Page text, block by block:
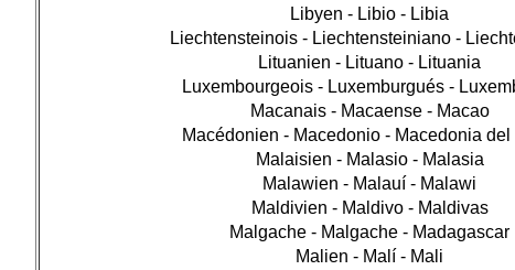
Libyen - Libio - Libia
Liechtensteinois - Liechtensteiniano -
Lituanien - Lituano - Lituania
Luxembourgeois - Luxemburgués -
Macanais - Macaense - Macao
Macédonien - Macedonio - Macedonia del
Malaisien - Malasio - Malasia
Malawien - Malauí - Malawi
Maldivien - Maldivo - Maldivas
Malgache - Malgache - Madagascar
Malien - Malí - Mali